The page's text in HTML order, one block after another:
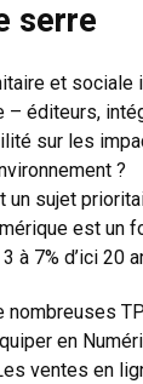
serre
et
– éditeurs,
sur les
?
un sujet
est un
à 7% d’ici 20
en
ventes en